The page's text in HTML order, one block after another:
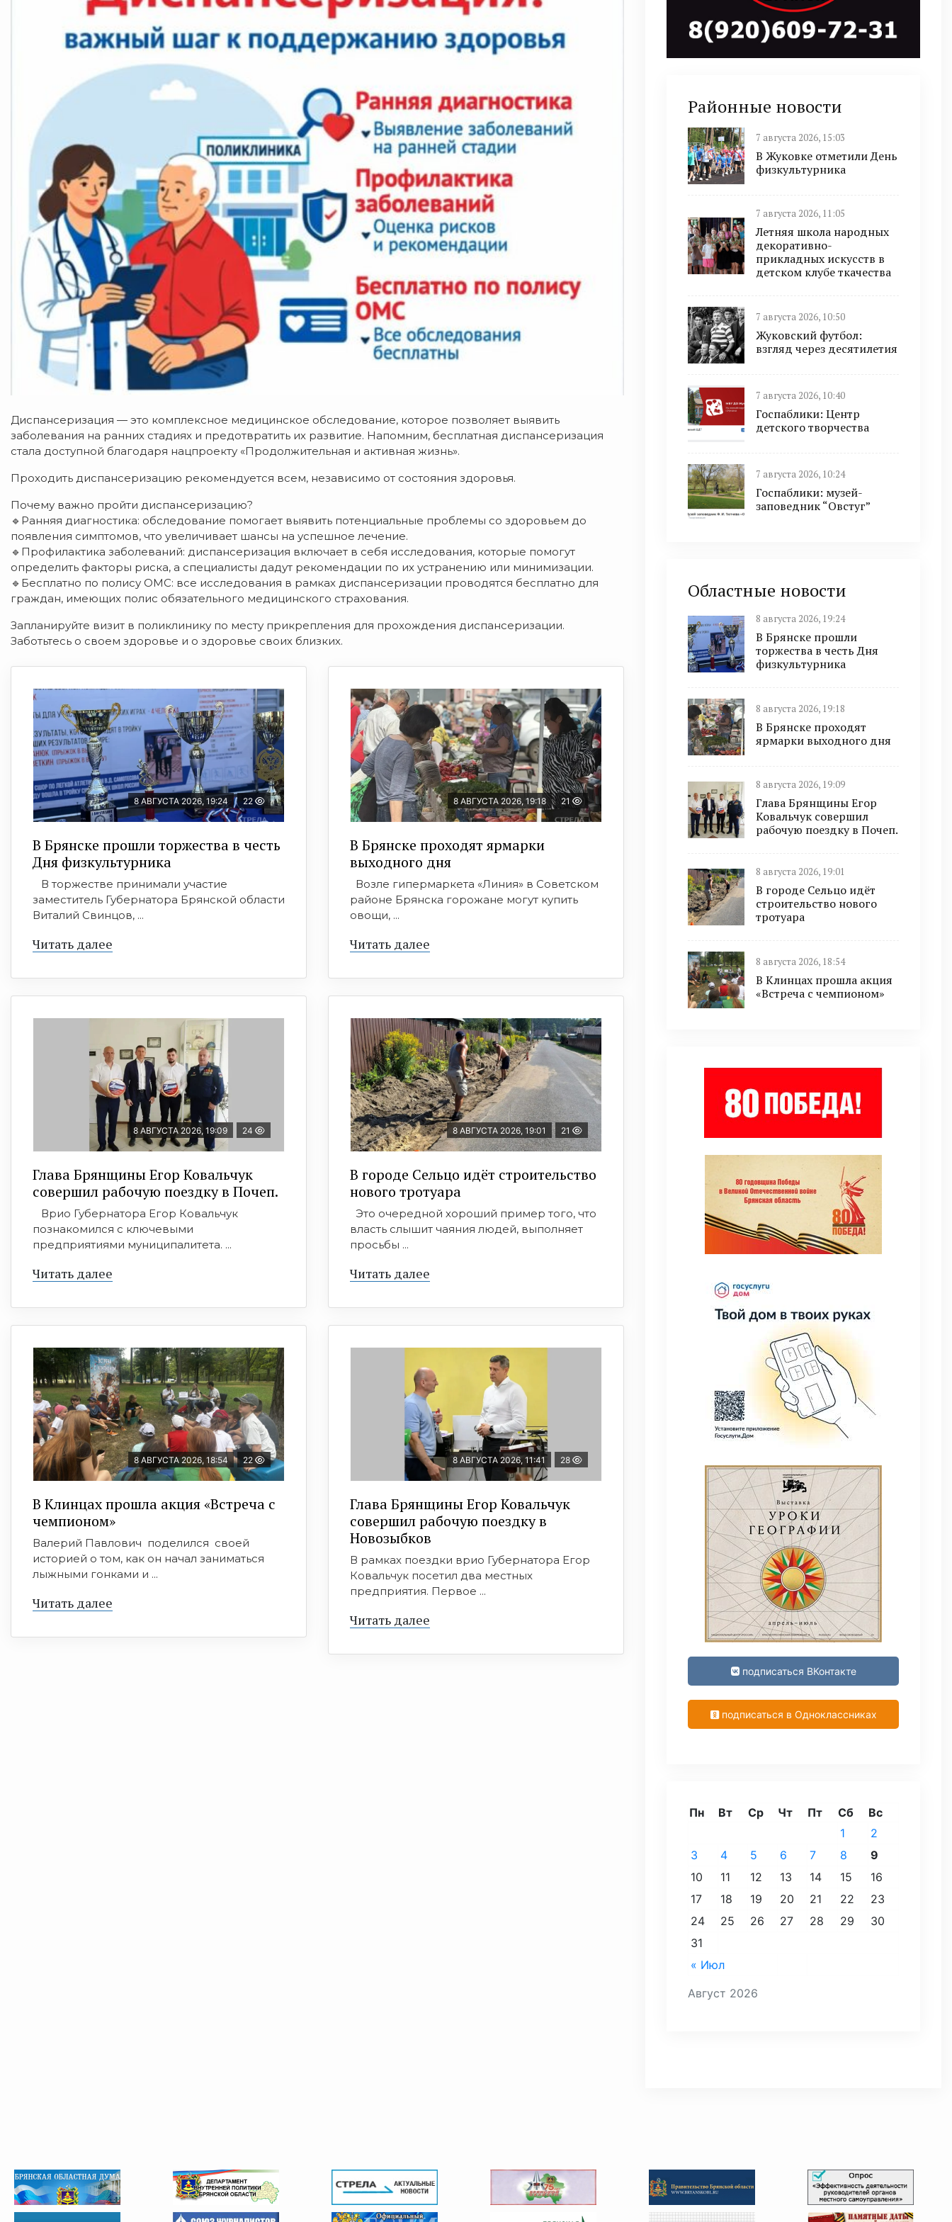
Диспансеризация — это комплексное медицинское обследование, которое позволяет выявить
заболевания на ранних стадиях и предотвратить их развитие. Напомним, бесплатная диспансеризация
стала доступной благодаря нацпроекту «Продолжительная и активная жизнь».
Проходить диспансеризацию рекомендуется всем, независимо от состояния здоровья.
Почему важно пройти диспансеризацию?
🔹Ранняя диагностика: обследование помогает выявить потенциальные проблемы со здоровьем до
появления симптомов, что увеличивает шансы на успешное лечение.
🔹Профилактика заболеваний: диспансеризация включает в себя исследования, которые помогут
определить факторы риска, а специалисты дадут рекомендации по их устранению или минимизации.
🔹Бесплатно по полису ОМС: все исследования в рамках диспансеризации проводятся бесплатно для
граждан, имеющих полис обязательного медицинского страхования.
Запланируйте визит в поликлинику по месту прикрепления для прохождения диспансеризации.
Заботьтесь о своем здоровье и о здоровье своих близких.
8 АВГУСТА 2026, 19:24 22
В Брянске прошли торжества в честь
Дня физкультурника
В торжестве принимали участие
заместитель Губернатора Брянской области
Виталий Свинцов, ...
Читать далее
8 АВГУСТА 2026, 19:18 21
В Брянске проходят ярмарки
выходного дня
Возле гипермаркета «Линия» в Советском
районе Брянска горожане могут купить
овощи, ...
Читать далее
8 АВГУСТА 2026, 19:09 24
Глава Брянщины Егор Ковальчук
совершил рабочую поездку в Почеп.
Врио Губернатора Егор Ковальчук
познакомился с ключевыми
предприятиями муниципалитета. ...
Читать далее
8 АВГУСТА 2026, 19:01 21
В городе Сельцо идёт строительство
нового тротуара
Это очередной хороший пример того, что
власть слышит чаяния людей, выполняет
просьбы ...
Читать далее
8 АВГУСТА 2026, 18:54 22
В Клинцах прошла акция «Встреча с
чемпионом»
Валерий Павлович поделился своей
историей о том, как он начал заниматься
лыжными гонками и ...
Читать далее
8 АВГУСТА 2026, 11:41 28
Глава Брянщины Егор Ковальчук
совершил рабочую поездку в
Новозыбков
В рамках поездки врио Губернатора Егор
Ковальчук посетил два местных
предприятия. Первое ...
Читать далее
Районные новости
7 августа 2026, 15:03
В Жуковке отметили День
физкультурника
7 августа 2026, 11:05
Летняя школа народных
декоративно-
прикладных искусств в
детском клубе ткачества
7 августа 2026, 10:50
Жуковский футбол:
взгляд через десятилетия
7 августа 2026, 10:40
Госпаблики: Центр
детского творчества
7 августа 2026, 10:24
Госпаблики: музей-
заповедник “Овстуг”
Областные новости
8 августа 2026, 19:24
В Брянске прошли
торжества в честь Дня
физкультурника
8 августа 2026, 19:18
В Брянске проходят
ярмарки выходного дня
8 августа 2026, 19:09
Глава Брянщины Егор
Ковальчук совершил
рабочую поездку в Почеп.
8 августа 2026, 19:01
В городе Сельцо идёт
строительство нового
тротуара
8 августа 2026, 18:54
В Клинцах прошла акция
«Встреча с чемпионом»
подписаться ВКонтакте
подписаться в Одноклассниках
Август 2026
Пн Вт Ср Чт Пт Сб Вс
« Июл
1
2
3
4 5 6 7 8
9
10
11 12 13 14 15
16
17
18 19 20 21 22
23
24
25 26 27 28 29
30
31